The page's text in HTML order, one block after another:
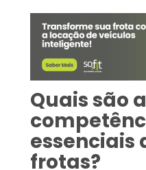
Quais são
essenciais
frotas?